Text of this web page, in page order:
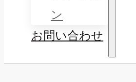
ン
お問い合わせ